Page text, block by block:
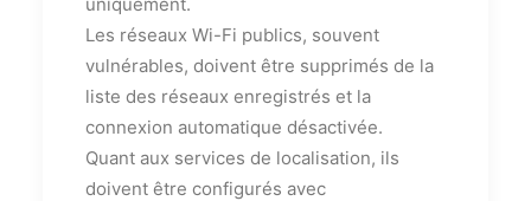
Les réseaux Wi-Fi publics, souvent
vulnérables, doivent être supprimés de la
liste des réseaux enregistrés et la
connexion automatique désactivée.
Quant aux services de localisation, ils
doivent être configurés avec